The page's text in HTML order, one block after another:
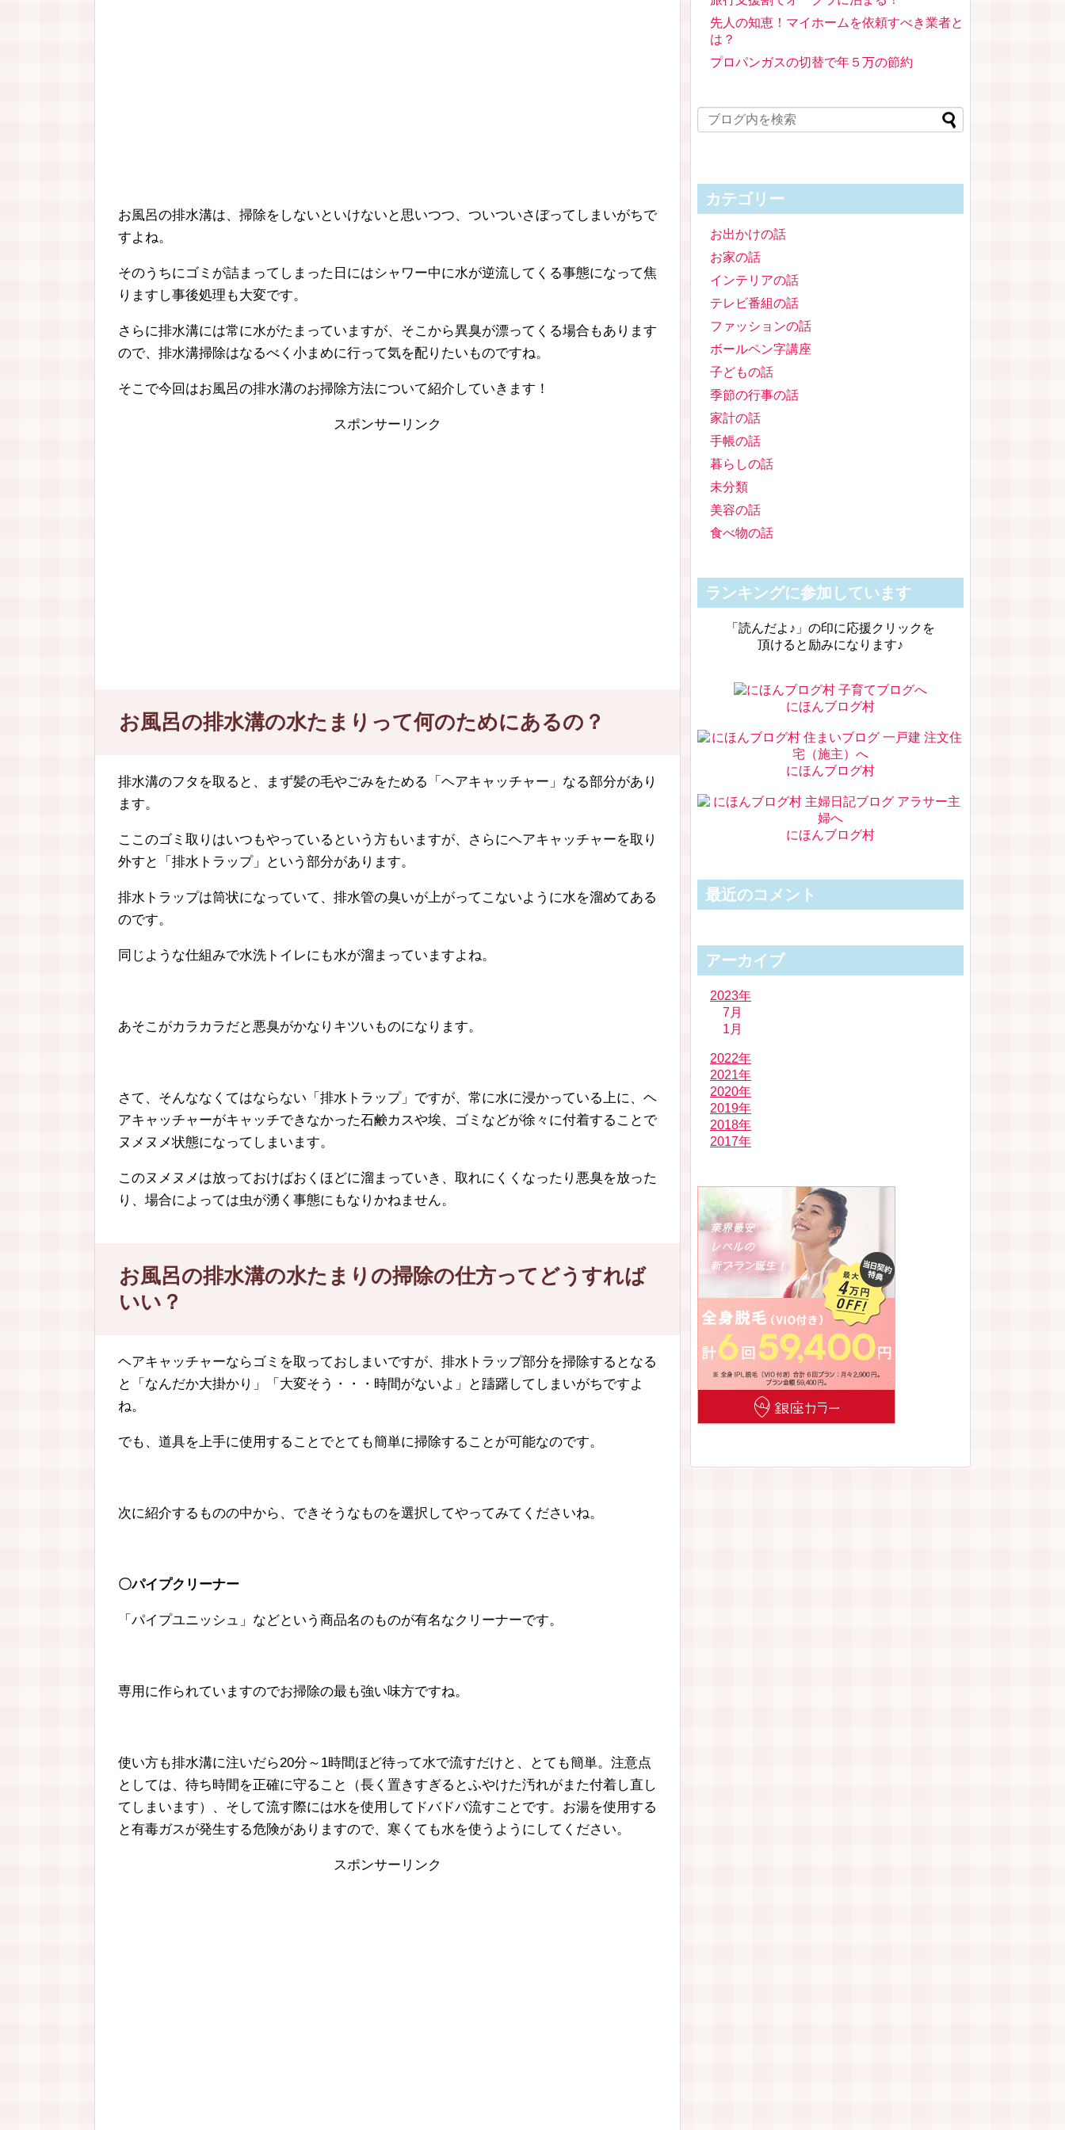
お風呂の排水溝は、掃除をしないといけないと思いつつ、ついついさぼってしまいがちで
すよね。
そのうちにゴミが詰まってしまった日にはシャワー中に水が逆流してくる事態になって焦
りますし事後処理も大変です。
さらに排水溝には常に水がたまっていますが、そこから異臭が漂ってくる場合もあります
ので、排水溝掃除はなるべく小まめに行って気を配りたいものですね。
そこで今回はお風呂の排水溝のお掃除方法について紹介していきます！
スポンサーリンク
お風呂の排水溝の水たまりって何のためにあるの？
排水溝のフタを取ると、まず髪の毛やごみをためる「ヘアキャッチャー」なる部分があり
ます。
ここのゴミ取りはいつもやっているという方もいますが、さらにヘアキャッチャーを取り
外すと「排水トラップ」という部分があります。
排水トラップは筒状になっていて、排水管の臭いが上がってこないように水を溜めてある
のです。
同じような仕組みで水洗トイレにも水が溜まっていますよね。
あそこがカラカラだと悪臭がかなりキツいものになります。
さて、そんななくてはならない「排水トラップ」ですが、常に水に浸かっている上に、ヘ
アキャッチャーがキャッチできなかった石鹸カスや埃、ゴミなどが徐々に付着することで
ヌメヌメ状態になってしまいます。
このヌメヌメは放っておけばおくほどに溜まっていき、取れにくくなったり悪臭を放った
り、場合によっては虫が湧く事態にもなりかねません。
お風呂の排水溝の水たまりの掃除の仕方ってどうすれば
いい？
ヘアキャッチャーならゴミを取っておしまいですが、排水トラップ部分を掃除するとなる
と「なんだか大掛かり」「大変そう・・・時間がないよ」と躊躇してしまいがちですよ
ね。
でも、道具を上手に使用することでとても簡単に掃除することが可能なのです。
次に紹介するものの中から、できそうなものを選択してやってみてくださいね。
〇パイプクリーナー
「パイプユニッシュ」などという商品名のものが有名なクリーナーです。
専用に作られていますのでお掃除の最も強い味方ですね。
使い方も排水溝に注いだら20分～1時間ほど待って水で流すだけと、とても簡単。注意点
としては、待ち時間を正確に守ること（長く置きすぎるとふやけた汚れがまた付着し直し
てしまいます）、そして流す際には水を使用してドバドバ流すことです。お湯を使用する
と有毒ガスが発生する危険がありますので、寒くても水を使うようにしてください。
スポンサーリンク
先人の知恵！マイホームを依頼すべき業者と
は？
プロパンガスの切替で年５万の節約
カテゴリー
お出かけの話
お家の話
インテリアの話
テレビ番組の話
ファッションの話
ボールペン字講座
子どもの話
季節の行事の話
家計の話
手帳の話
暮らしの話
未分類
美容の話
食べ物の話
ランキングに参加しています
「読んだよ♪」の印に応援クリックを
頂けると励みになります♪
にほんブログ村
にほんブログ村
にほんブログ村
最近のコメント
アーカイブ
2023年
7月
1月
2022年
2021年
2020年
2019年
2018年
2017年